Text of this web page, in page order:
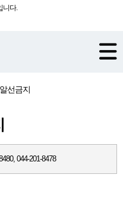
니다.
선금지
044-201-8478